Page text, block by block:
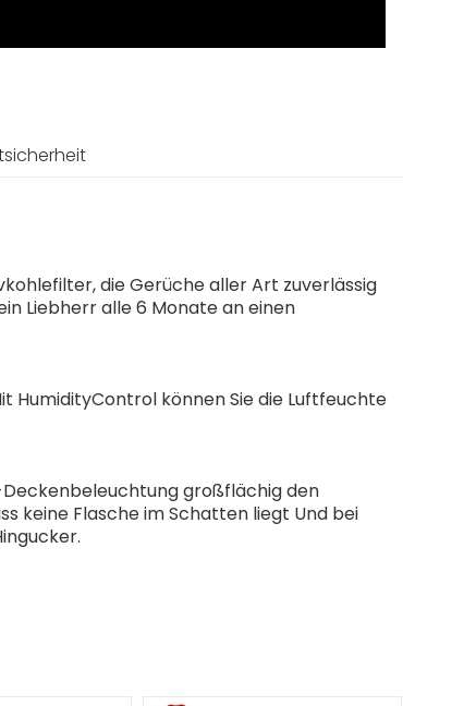
die Gerüche aller Art zuverlässig
Liebherr alle 6 Monate an einen
HumidityControl können Sie die Luftfeuchte
Deckenbeleuchtung großflächig den
keine Flasche im Schatten liegt Und bei